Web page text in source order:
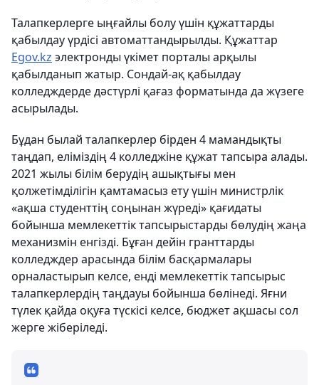
Талапкерлерге ыңғайлы болу үшін құжаттарды
қабылдау үрдісі автоматтандырылды. Құжаттар
Egov.kz электронды үкімет порталы арқылы
қабылданып жатыр. Сондай-ақ қабылдау
колледждерде дәстүрлі қағаз форматында да жүзеге
асырылады.
Бұдан былай талапкерлер бірден 4 мамандықты
таңдап, еліміздің 4 колледжіне құжат тапсыра алады.
2021 жылы білім берудің ашықтығы мен
қолжетімділігін қамтамасыз ету үшін министрлік
«ақша студенттің соңынан жүреді» қағидаты
бойынша мемлекеттік тапсырыстарды бөлудің жаңа
механизмін енгізді. Бұған дейін гранттарды
колледждер арасында білім басқармалары
орналастырып келсе, енді мемлекеттік тапсырыс
талапкерлердің таңдауы бойынша бөлінеді. Яғни
түлек қайда оқуға түскісі келсе, бюджет ақшасы сол
жерге жіберіледі.